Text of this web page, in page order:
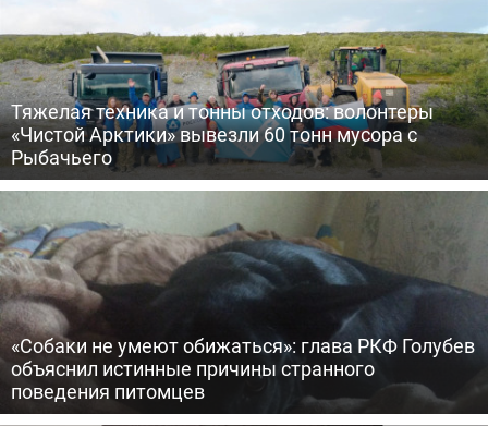
Тяжелая техника и тонны отходов: волонтеры
«Чистой Арктики» вывезли 60 тонн мусора с
Рыбачьего
«Собаки не умеют обижаться»: глава РКФ Голубев
объяснил истинные причины странного
поведения питомцев